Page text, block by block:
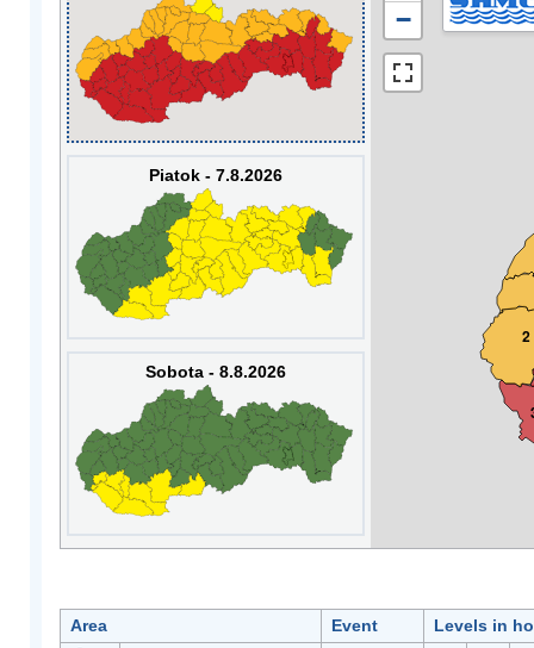
Piatok - 7.8.2026
Sobota - 8.8.2026
2
−
Area Event
Levels in